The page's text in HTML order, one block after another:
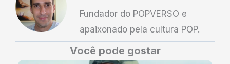
Fundador do POPVERSO e
apaixonado pela cultura POP.
Você pode gostar